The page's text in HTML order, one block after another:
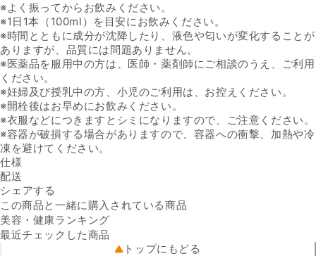
※よく振ってからお飲みください。
※1日1本（100ml）を目安にお飲みください。
※時間とともに成分が沈降したり、液色や匂いが変化することが
ありますが、品質には問題ありません。
※医薬品を服用中の方は、医師・薬剤師にご相談のうえ、ご利用
ください。
※妊婦及び授乳中の方、小児のご利用は、お控えください。
※開栓後はお早めにお飲みください。
※衣服などにつきますとシミになりますので、ご注意ください。
※容器が破損する場合がありますので、容器への衝撃、加熱や冷
凍を避けてください。
仕様
内容量
原材料名
ン、豚肝臓加水分解物、ウコ
香料、保存料（安息香酸 エリ
配送
送料
可能性があります。
出荷元
配送業者
全国
シェアする
この商品と一緒に購入されている商品
美容・健康ランキング
最近チェックした商品
トップにもどる